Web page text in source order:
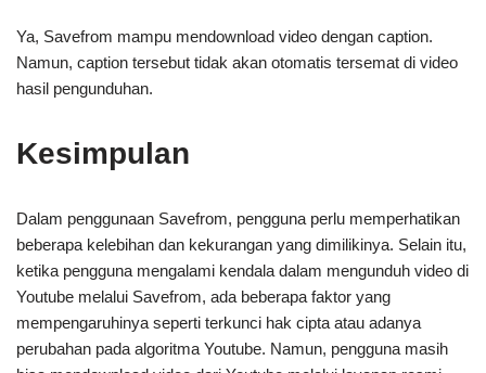
Ya, Savefrom mampu mendownload video dengan caption.
Namun, caption tersebut tidak akan otomatis tersemat di video
hasil pengunduhan.
Kesimpulan
Dalam penggunaan Savefrom, pengguna perlu memperhatikan
beberapa kelebihan dan kekurangan yang dimilikinya. Selain itu,
ketika pengguna mengalami kendala dalam mengunduh video di
Youtube melalui Savefrom, ada beberapa faktor yang
mempengaruhinya seperti terkunci hak cipta atau adanya
perubahan pada algoritma Youtube. Namun, pengguna masih